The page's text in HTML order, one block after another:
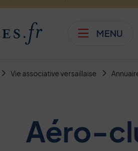
Afficher le menu
MENU
Vie associative versaillaise
Aéro-